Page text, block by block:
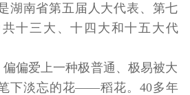
湖南省第五届人大代表、第七
十三大、十四大和十五大代
偏爱上一种极普通、极易被大
下淡忘的花——稻花。40多年